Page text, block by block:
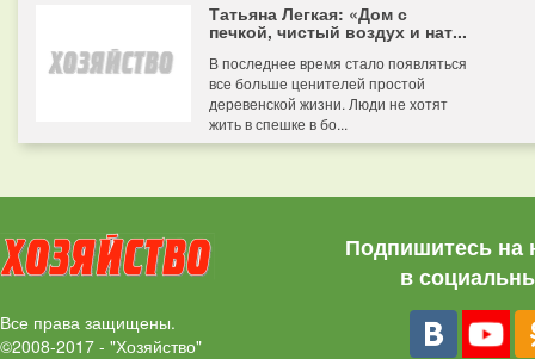
Татьяна Легкая: «Дом с
печкой, чистый воздух и нат...
В последнее время стало появляться
все больше ценителей простой
деревенской жизни. Люди не хотят
жить в спешке в бо...
Все права защищены.
©2008-2017 - "Хозяйство"
Подпишитесь на
в